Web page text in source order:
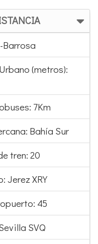
(metros):
7Km
Bahía Sur
tren: 20
Jerez XRY
45
SVQ